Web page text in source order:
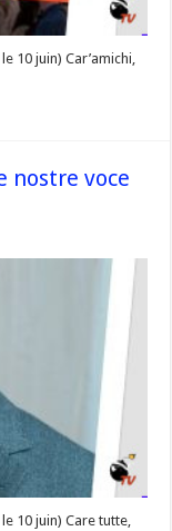
10 juin) Car’amichi,
nostre voce
»
10 juin) Care tutte,